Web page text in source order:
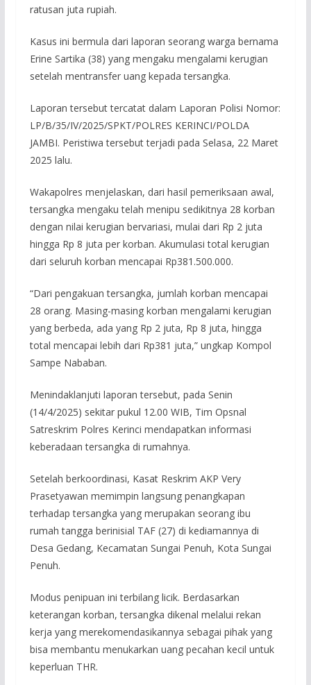
ratusan juta rupiah.
Kasus ini bermula dari laporan seorang warga bernama
Erine Sartika (38) yang mengaku mengalami kerugian
setelah mentransfer uang kepada tersangka.
Laporan tersebut tercatat dalam Laporan Polisi Nomor:
LP/B/35/IV/2025/SPKT/POLRES KERINCI/POLDA
JAMBI. Peristiwa tersebut terjadi pada Selasa, 22 Maret
2025 lalu.
Wakapolres menjelaskan, dari hasil pemeriksaan awal,
tersangka mengaku telah menipu sedikitnya 28 korban
dengan nilai kerugian bervariasi, mulai dari Rp 2 juta
hingga Rp 8 juta per korban. Akumulasi total kerugian
dari seluruh korban mencapai Rp381.500.000.
“Dari pengakuan tersangka, jumlah korban mencapai
28 orang. Masing-masing korban mengalami kerugian
yang berbeda, ada yang Rp 2 juta, Rp 8 juta, hingga
total mencapai lebih dari Rp381 juta,” ungkap Kompol
Sampe Nababan.
Menindaklanjuti laporan tersebut, pada Senin
(14/4/2025) sekitar pukul 12.00 WIB, Tim Opsnal
Satreskrim Polres Kerinci mendapatkan informasi
keberadaan tersangka di rumahnya.
Setelah berkoordinasi, Kasat Reskrim AKP Very
Prasetyawan memimpin langsung penangkapan
terhadap tersangka yang merupakan seorang ibu
rumah tangga berinisial TAF (27) di kediamannya di
Desa Gedang, Kecamatan Sungai Penuh, Kota Sungai
Penuh.
Modus penipuan ini terbilang licik. Berdasarkan
keterangan korban, tersangka dikenal melalui rekan
kerja yang merekomendasikannya sebagai pihak yang
bisa membantu menukarkan uang pecahan kecil untuk
keperluan THR.